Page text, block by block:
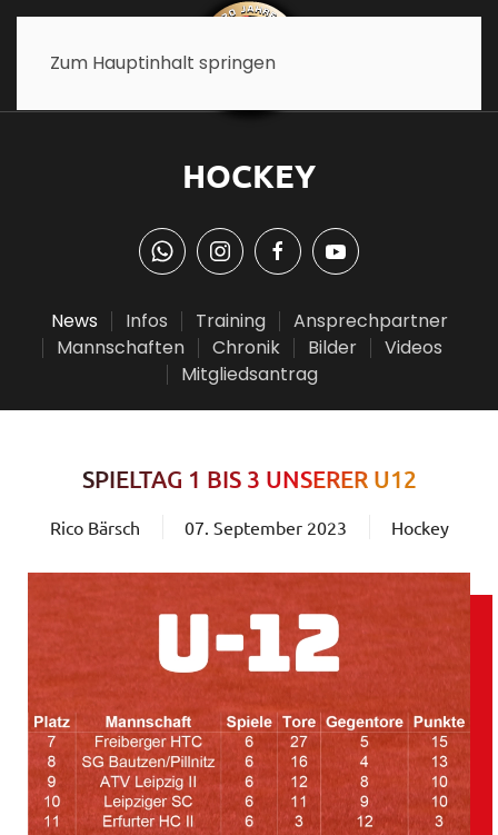
Zum Hauptinhalt springen
HOCKEY
News Infos Training
Ansprechpartner
Mannschaften
Chronik Bilder
Videos
Mitgliedsantrag
SPIELTAG 1 BIS 3 UNSERER U12
Rico Bärsch 07. September 2023 Hockey